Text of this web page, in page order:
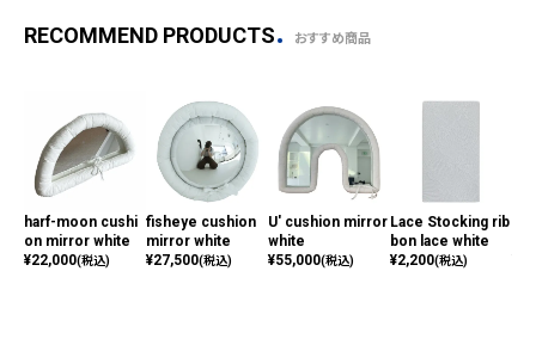
RECOMMEND PRODUCTS おすすめ商品
harf-moon cushi
on mirror white
¥22,000(税込)
fisheye cushion
mirror white
¥27,500(税込)
U' cushion mirror
white
¥55,000(税込)
Lace Stocking rib
bon lace white
¥2,200(税込)